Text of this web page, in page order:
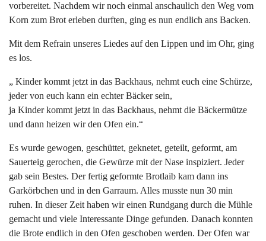
vorbereitet. Nachdem wir noch einmal anschaulich den Weg vom
Korn zum Brot erleben durften, ging es nun endlich ans Backen.
Mit dem Refrain unseres Liedes auf den Lippen und im Ohr, ging
es los.
„ Kinder kommt jetzt in das Backhaus, nehmt euch eine Schürze,
jeder von euch kann ein echter Bäcker sein,
ja Kinder kommt jetzt in das Backhaus, nehmt die Bäckermütze
und dann heizen wir den Ofen ein.“
Es wurde gewogen, geschüttet, geknetet, geteilt, geformt, am
Sauerteig gerochen, die Gewürze mit der Nase inspiziert. Jeder
gab sein Bestes. Der fertig geformte Brotlaib kam dann ins
Garkörbchen und in den Garraum. Alles musste nun 30 min
ruhen. In dieser Zeit haben wir einen Rundgang durch die Mühle
gemacht und viele Interessante Dinge gefunden. Danach konnten
die Brote endlich in den Ofen geschoben werden. Der Ofen war